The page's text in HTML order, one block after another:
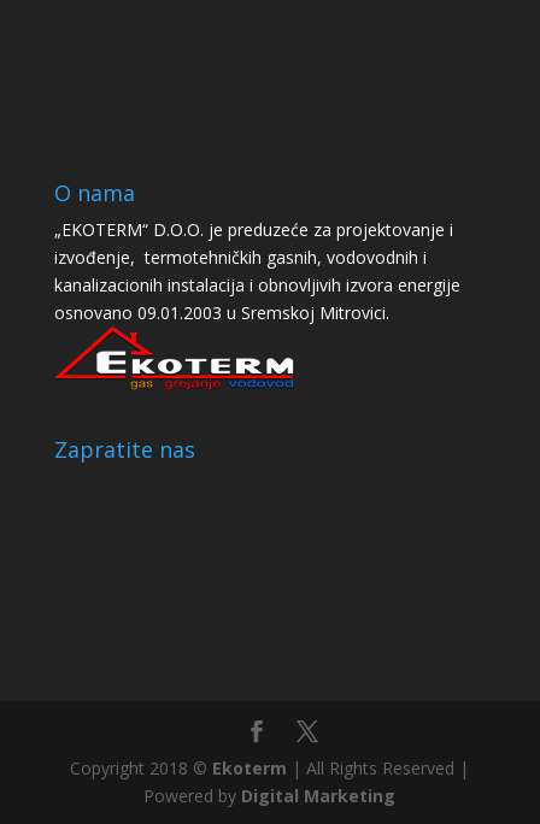
O nama
„EKOTERM“ D.O.O. je preduzeće za projektovanje i
izvođenje, termotehničkih gasnih, vodovodnih i
kanalizacionih instalacija i obnovljivih izvora energije
osnovano 09.01.2003 u Sremskoj Mitrovici.
Zapratite nas
Copyright 2018 © Ekoterm | All Rights Reserved |
Powered by Digital Marketing